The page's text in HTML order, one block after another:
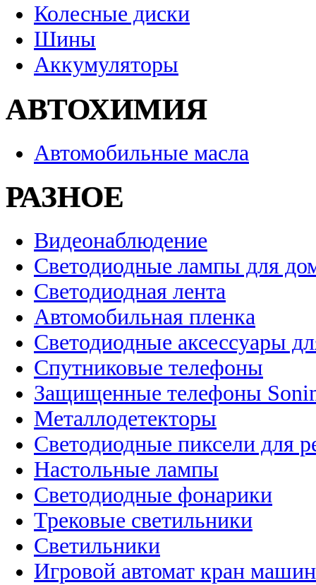
Колесные диски
Шины
Аккумуляторы
АВТОХИМИЯ
Автомобильные масла
РАЗНОЕ
Видеонаблюдение
Светодиодные лампы для
Светодиодная лента
Автомобильная пленка
Светодиодные аксессуары
Спутниковые телефоны
Защищенные телефоны
Металлодетекторы
Светодиодные пиксели для
Настольные лампы
Светодиодные фонарики
Трековые светильники
Светильники
Игровой автомат кран